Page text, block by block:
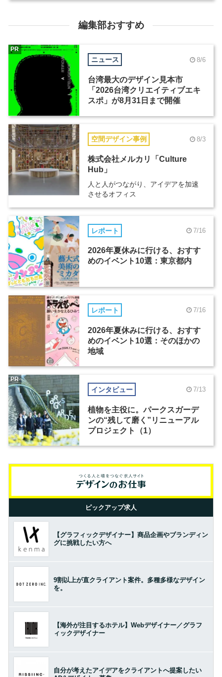
編集部おすすめ
ニュース 8/6
台湾最大のデザイン見本市
「2026台湾クリエイティブエキ
スポ」が8月31日まで開催
PR
空間デザイン事例 8/3
株式会社メルカリ「Culture
Hub」
人と人がつながり、アイデアを加速
させるオフィス
レポート 7/16
2026年夏休みに行ける、おすす
めのイベント10選：東京都内
レポート 7/16
2026年夏休みに行ける、おすす
めのイベント10選：そのほかの
地域
インタビュー 7/13
植物を主役に。パークスガーデ
ンの“残して磨く”リニューアル
プロジェクト（1）
PR
ピックアップ求人
【グラフィックデザイナー】商品企画やブランディン
グに挑戦したい方へ
9割以上が直クライアント案件。多種多様なデザイン
を。
【海外が注目するホテル】Webデザイナー／グラフ
ィックデザイナー
自分が考えたアイデアをクライアントへ提案したい